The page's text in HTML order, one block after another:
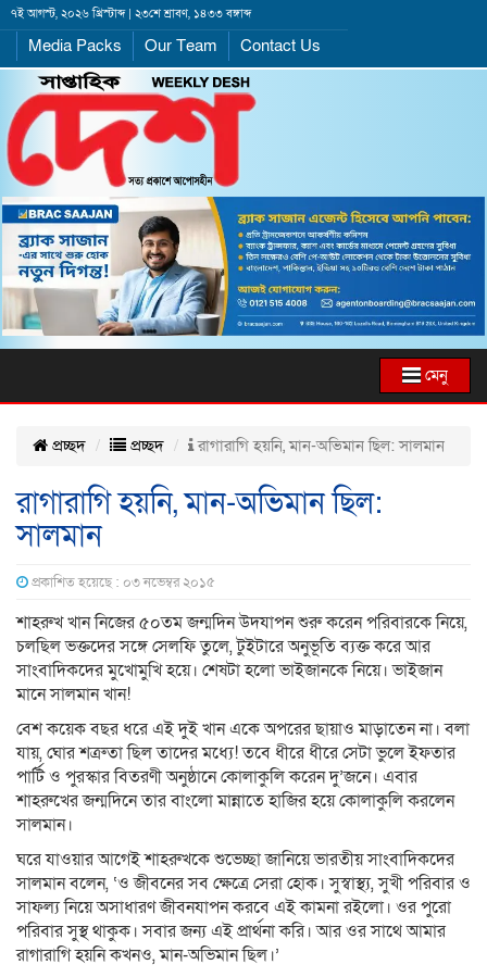
৭ই আগস্ট, ২০২৬ খ্রিস্টাব্দ | ২৩শে শ্রাবণ, ১৪৩৩ বঙ্গাব্দ
Media Packs Our Team Contact Us
মেনু
প্রচ্ছদ প্রচ্ছদ রাগারাগি হয়নি, মান-অভিমান ছিল: সালমান
রাগারাগি হয়নি, মান-অভিমান ছিল:
সালমান
প্রকাশিত হয়েছে : ০৩ নভেম্বর ২০১৫
শাহরুখ খান নিজের ৫০তম জন্মদিন উদযাপন শুরু করেন পরিবারকে নিয়ে,
চলছিল ভক্তদের সঙ্গে সেলফি তুলে, টুইটারে অনুভূতি ব্যক্ত করে আর
সাংবাদিকদের মুখোমুখি হয়ে। শেষটা হলো ভাইজানকে নিয়ে। ভাইজান
মানে সালমান খান!
বেশ কয়েক বছর ধরে এই দুই খান একে অপরের ছায়াও মাড়াতেন না। বলা
যায়, ঘোর শত্রুতা ছিল তাদের মধ্যে! তবে ধীরে ধীরে সেটা ভুলে ইফতার
পার্টি ও পুরস্কার বিতরণী অনুষ্ঠানে কোলাকুলি করেন দু’জনে। এবার
শাহরুখের জন্মদিনে তার বাংলো মান্নাতে হাজির হয়ে কোলাকুলি করলেন
সালমান।
ঘরে যাওয়ার আগেই শাহরুখকে শুভেচ্ছা জানিয়ে ভারতীয় সাংবাদিকদের
সালমান বলেন, ‘ও জীবনের সব ক্ষেত্রে সেরা হোক। সুস্বাস্থ্য, সুখী পরিবার ও
সাফল্য নিয়ে অসাধারণ জীবনযাপন করবে এই কামনা রইলো। ওর পুরো
পরিবার সুস্থ থাকুক। সবার জন্য এই প্রার্থনা করি। আর ওর সাথে আমার
রাগারাগি হয়নি কখনও, মান-অভিমান ছিল।’